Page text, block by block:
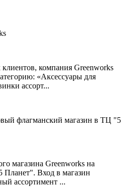
компания Greenworks
«Аксессуары для
ассорт...
флагманский магазин в ТЦ "5
магазина Greenworks на
Вход в магазин
ассортимент ...